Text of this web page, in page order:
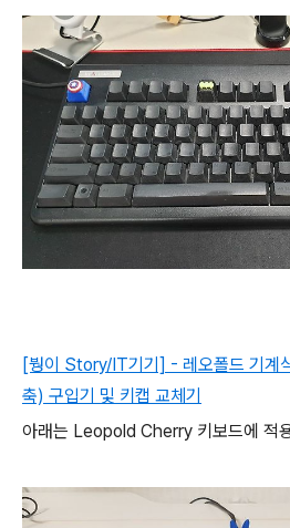
[붱이 Story/IT기기] - 레오폴드 기계
축) 구입기 및 키캡 교체기
아래는 Leopold Cherry 키보드에 적